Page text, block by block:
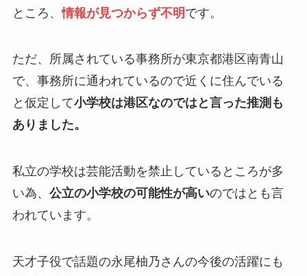
ところ、情報が見つからず不明 です。
ただ、所属されている事務所が東京都港区南青山
で、事務所に通われているので近くに住んでいる
と仮定して小学校は港区なのではと言った推測も
ありました。
私立の学校は芸能活動を禁止しているところが多
い為、 公立の小学校の可能性が高いのではとも言
われています。
天才子役で話題の永尾柚乃さんの今後の活躍にも